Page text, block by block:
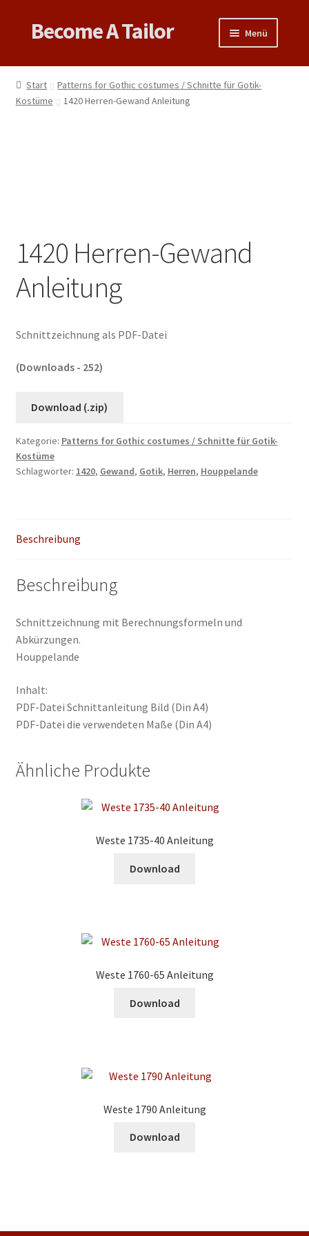
Zur
Navigation
Zum
Inhalt
Become A Tailor Menü
Books
öffnen
Videos
Start
Patterns for Gothic costumes / Schnitte für Gotik-
Kostüme
1420 Herren-Gewand Anleitung
1420 Herren-Gewand
Anleitung
Schnittzeichnung als PDF-Datei
(Downloads - 252)
Download (.zip)
Kategorie: Patterns for Gothic costumes / Schnitte für Gotik-
Kostüme
Schlagwörter: 1420, Gewand, Gotik, Herren, Houppelande
Beschreibung
Beschreibung
Schnittzeichnung mit Berechnungsformeln und
Abkürzungen.
Houppelande
Inhalt:
PDF-Datei Schnittanleitung Bild (Din A4)
PDF-Datei die verwendeten Maße (Din A4)
Ähnliche Produkte
Weste 1735-40 Anleitung
Download
Weste 1760-65 Anleitung
Download
Weste 1790 Anleitung
Download